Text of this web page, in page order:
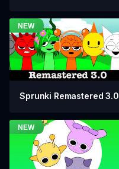
Sprunki Remastered 3.0